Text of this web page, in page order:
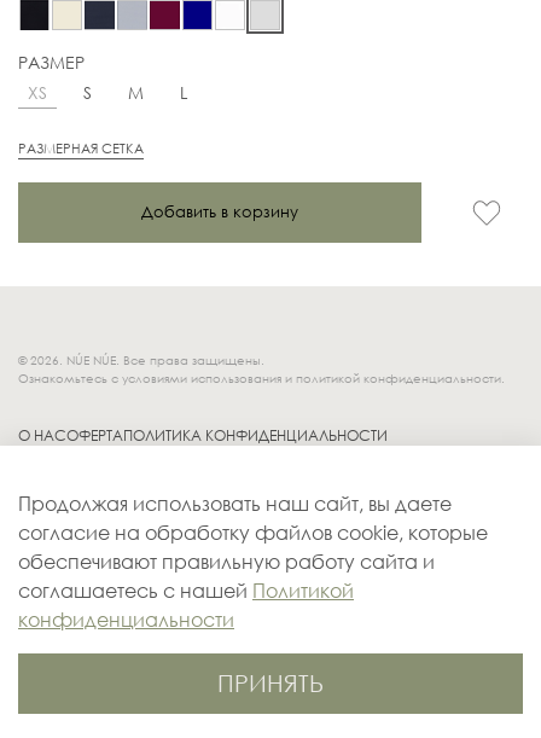
РАЗМЕР
XS
S M L
РАЗМЕРНАЯ СЕТКА
Добавить в корзину
© 2026. NÚE NÚE. Все права защищены.
Ознакомьтесь с условиями использования и политикой конфиденциальности.
О НАСОФЕРТАПОЛИТИКА КОНФИДЕНЦИАЛЬНОСТИ
ДОСТАВКА
КОНТАКТЫ
ОПЛАТА
Продолжая использовать наш сайт, вы даете
согласие на обработку файлов cookie, которые
обеспечивают правильную работу сайта и
соглашаетесь с нашей Политикой
конфиденциальности
ПРИНЯТЬ